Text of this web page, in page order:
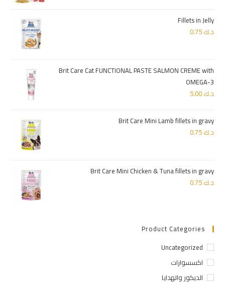
Fillets in Jelly
د.ك0.75
Brit Care Cat FUNCTIONAL PASTE SALMON CREME with
OMEGA-3
د.ك5.00
Brit Care Mini Lamb fillets in gravy
د.ك0.75
Brit Care Mini Chicken & Tuna fillets in gravy
د.ك0.75
Product Categories
Uncategorized
اكسسوارات
الديكور والهدايا